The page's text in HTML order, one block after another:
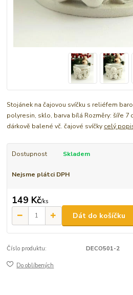
Stojánek na čajovou svíčku s reliéfem
polyresin, sklo, barva bílá Rozměry: šíře 7
dárkově balené vč. čajové svíčky celý
Dostupnost Skladem
Nejsme plátci DPH
149 Kč/ks
Dát do košíčku
Číslo produktu: DECO501-2
Do oblíbených